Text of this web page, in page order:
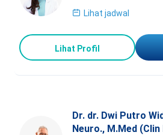
Lihat jadwal
Lihat Profil
Dr. dr. Dwi Putro
Neuro., M.Med